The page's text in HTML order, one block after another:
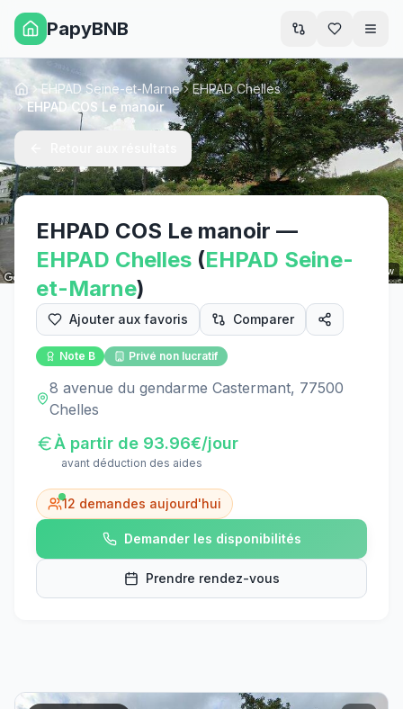
PapyBNB
Street View
AccueilEHPAD Seine-et-Marne
EHPAD Chelles
EHPAD COS Le manoir
EHPAD COS Le manoir —
EHPAD Chelles (EHPAD Seine-
et-Marne)
Ajouter aux favoris Comparer
Note B Privé non lucratif
8 avenue du gendarme Castermant, 77500
Chelles
À partir de 93.96€/jour
avant déduction des aides
12 demandes aujourd'hui
Demander les disponibilités
Prendre rendez-vous